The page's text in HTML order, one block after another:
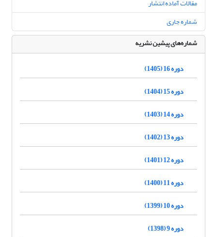
مقالات آماده انتشار
شماره جاری
شماره‌های پیشین نشریه
دوره 16 (1405)
دوره 15 (1404)
دوره 14 (1403)
دوره 13 (1402)
دوره 12 (1401)
دوره 11 (1400)
دوره 10 (1399)
دوره 9 (1398)